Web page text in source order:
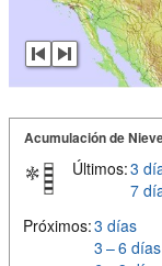
Acumulación de
Últimos:3
7
Próximos:3 días
3 – 6 días